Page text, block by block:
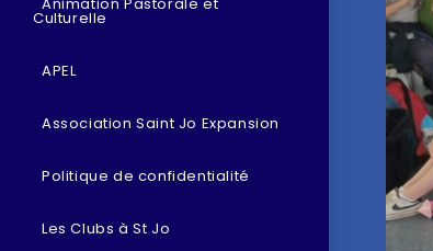
Culturelle
APEL
Association Saint Jo Expansion
Politique de confidentialité
Les Clubs à St Jo